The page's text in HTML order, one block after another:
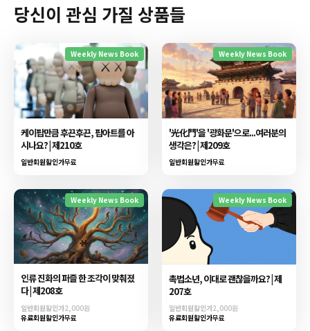
당신이 관심 가질 상품들
Weekly News Book
케이팝만큼 후끈후끈, 팝아트를 아
시나요? | 제210호
일반회원할인가무료
Weekly News Book
'光化門'을 '광화문'으로...여러분의
생각은? | 제209호
일반회원할인가무료
Weekly News Book
인류 진화의 퍼즐 한 조각이 맞춰졌
다 | 제208호
일반회원할인가2,000원
유료회원할인가무료
Weekly News Book
촉법소년, 이대로 괜찮을까요? | 제
207호
일반회원할인가2,000원
유료회원할인가무료